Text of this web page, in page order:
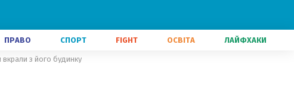
ПРАВО СПОРТ FIGHT ОСВІТА ЛАЙФХАКИ
з його будинку